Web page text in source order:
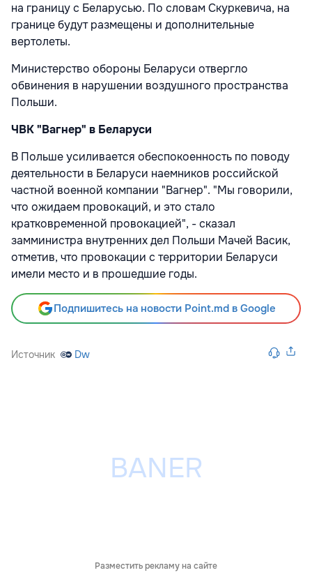
на границу с Беларусью. По словам Скуркевича, на
границе будут размещены и дополнительные
вертолеты.
Министерство обороны Беларуси отвергло
обвинения в нарушении воздушного пространства
Польши.
ЧВК "Вагнер" в Беларуси
В Польше усиливается обеспокоенность по поводу
деятельности в Беларуси наемников российской
частной военной компании "Вагнер". "Мы говорили,
что ожидаем провокаций, и это стало
кратковременной провокацией", - сказал
замминистра внутренних дел Польши Мачей Васик,
отметив, что провокации с территории Беларуси
имели место и в прошедшие годы.
Подпишитесь на новости Point.md в Google
Источник Dw
Разместить рекламу на сайте